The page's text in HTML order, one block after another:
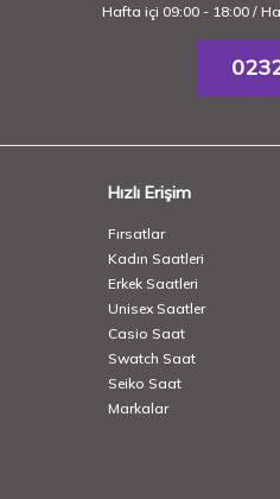
Hafta içi 09:00 - 18:00 /
Hızlı Erişim
Fırsatlar
Kadın Saatleri
Erkek Saatleri
Unisex Saatler
Casio Saat
Swatch Saat
Seiko Saat
Markalar